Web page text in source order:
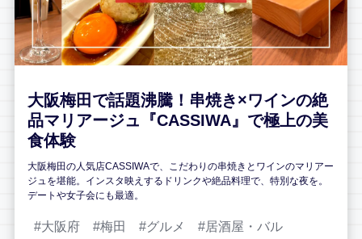
大阪梅田で話題沸騰！串焼き×ワインの絶
品マリアージュ『CASSIWA』で極上の美
食体験
大阪梅田の人気店CASSIWAで、こだわりの串焼きとワインのマリアー
ジュを堪能。インスタ映えするドリンクや絶品料理で、特別な夜を。
デートや女子会にも最適。
大阪府 梅田 グルメ 居酒屋・バル